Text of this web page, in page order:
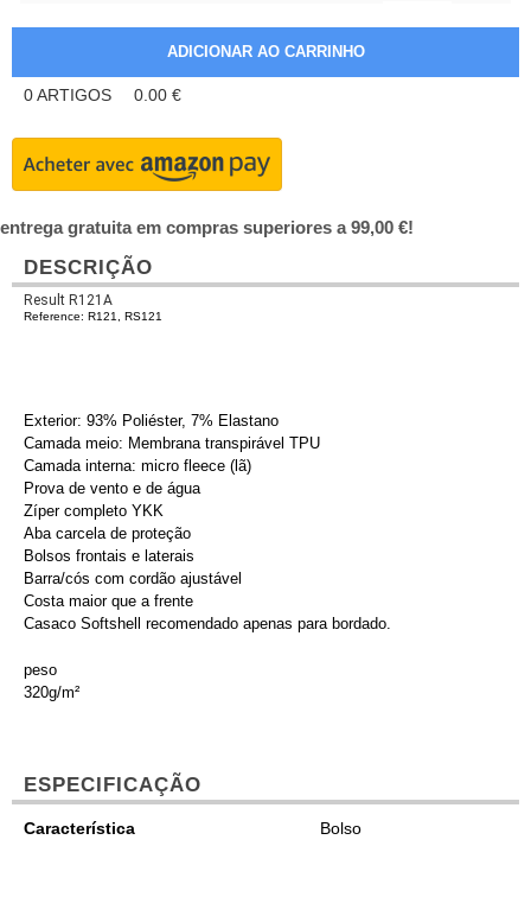
0ARTIGOS 0.00 €
entrega gratuita em compras superiores a 99,00 €!
DESCRIÇÃO
Result R121A
Reference: R121, RS121
Exterior: 93% Poliéster, 7% Elastano
Camada meio: Membrana transpirável TPU
Camada interna: micro fleece (lã)
Prova de vento e de água
Zíper completo YKK
Aba carcela de proteção
Bolsos frontais e laterais
Barra/cós com cordão ajustável
Costa maior que a frente
Casaco Softshell recomendado apenas para bordado.
peso
320g/m²
ESPECIFICAÇÃO
Característica Bolso